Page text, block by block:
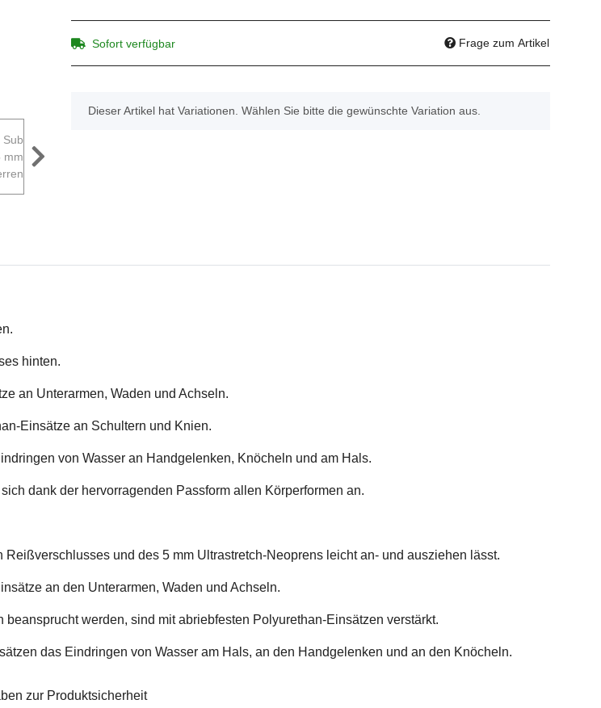
Sofort verfügbar Frage zum Artikel
x
Dieser Artikel hat Variationen. Wählen Sie bitte die gewünschte Variation aus.
hinten.
an Unterarmen, Waden und Achseln.
Einsätze an Schultern und Knien.
von Wasser an Handgelenken, Knöcheln und am Hals.
dank der hervorragenden Passform allen Körperformen an.
und des 5 mm Ultrastretch-Neoprens leicht an- und ausziehen lässt.
an den Unterarmen, Waden und Achseln.
werden, sind mit abriebfesten Polyurethan-Einsätzen verstärkt.
das Eindringen von Wasser am Hals, an den Handgelenken und an den Knöcheln.
zur Produktsicherheit